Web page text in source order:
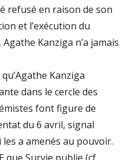
refusé en raison de son
et l’exécution du
Kanziga n’a jamais
Kanziga
dans le cercle des
font figure de
du 6 avril, signal
les a amenés au pouvoir.